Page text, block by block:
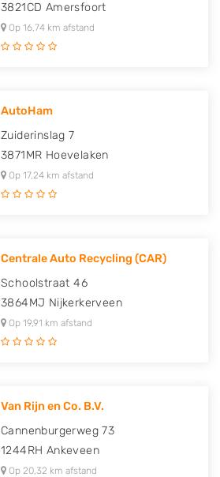
3821CD Amersfoort
Op 16,74 km afstand
AutoHam
Zuiderinslag 7
3871MR Hoevelaken
Op 17,24 km afstand
Centrale Auto Recycling (CAR)
Schoolstraat 46
3864MJ Nijkerkerveen
Op 19,91 km afstand
Van Rijn en Co. B.V.
Cannenburgerweg 73
1244RH Ankeveen
Op 20,32 km afstand